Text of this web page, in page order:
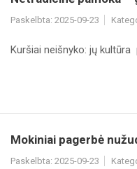
Paskelbta: 2025-09-23
Kuršiai neišnyko: jų
Mokiniai pagerbė
Paskelbta: 2025-09-23